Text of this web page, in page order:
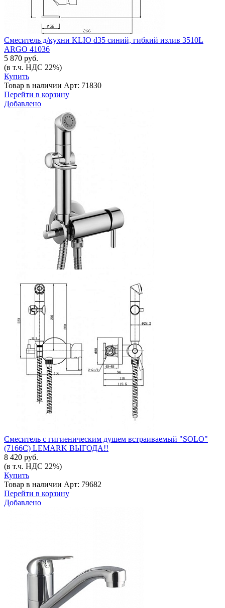
Смеситель д/кухни KLIO d35 синий, гибкий излив 3510L
ARGO 41036
5 870 руб.
(в т.ч. НДС 22%)
Купить
Товар в наличии Арт: 71830
Перейти в корзину
Добавлено
Смеситель с гигиеническим душем встраиваемый "SOLO"
(7166С) LEMARK ВЫГОДА!!
8 420 руб.
(в т.ч. НДС 22%)
Купить
Товар в наличии Арт: 79682
Перейти в корзину
Добавлено